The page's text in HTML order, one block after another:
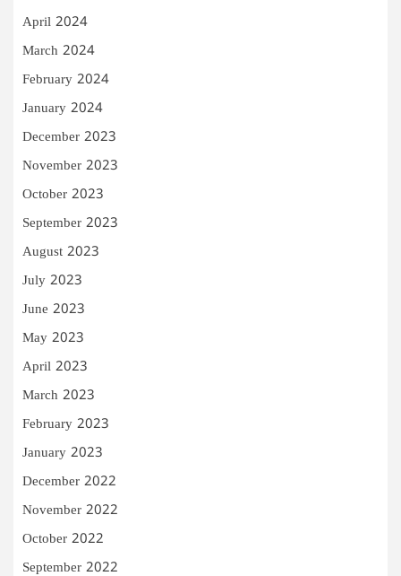
April 2024
March 2024
February 2024
January 2024
December 2023
November 2023
October 2023
September 2023
August 2023
July 2023
June 2023
May 2023
April 2023
March 2023
February 2023
January 2023
December 2022
November 2022
October 2022
September 2022